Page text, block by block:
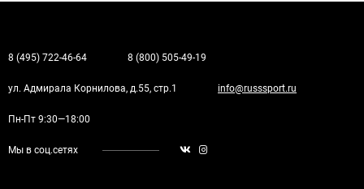
8 (495) 722-46-64 8 (800) 505-49-19
ул. Адмирала Корнилова, д.55, стр.1 info@russsport.ru
Пн-Пт 9:30—18:00
Мы в соц.сетях